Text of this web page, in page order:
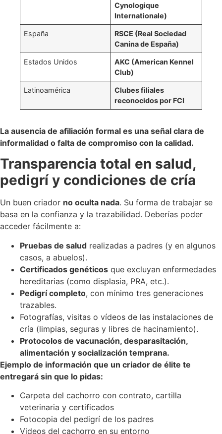
Cynologique
Internationale)
España
RSCE (Real Sociedad
Canina de España)
Estados Unidos
AKC (American Kennel
Club)
Latinoamérica
Clubes filiales
reconocidos por FCI
La ausencia de afiliación formal es una señal clara de
informalidad o falta de compromiso con la calidad.
Transparencia total en salud,
pedigrí y condiciones de cría
Un buen criador no oculta nada. Su forma de trabajar se
basa en la confianza y la trazabilidad. Deberías poder
acceder fácilmente a:
Pruebas de salud realizadas a padres (y en algunos
casos, a abuelos).
Certificados genéticos que excluyan enfermedades
hereditarias (como displasia, PRA, etc.).
Pedigrí completo, con mínimo tres generaciones
trazables.
Fotografías, visitas o vídeos de las instalaciones de
cría (limpias, seguras y libres de hacinamiento).
Protocolos de vacunación, desparasitación,
alimentación y socialización temprana.
Ejemplo de información que un criador de élite te
entregará sin que lo pidas:
Carpeta del cachorro con contrato, cartilla
veterinaria y certificados
Fotocopia del pedigrí de los padres
Videos del cachorro en su entorno